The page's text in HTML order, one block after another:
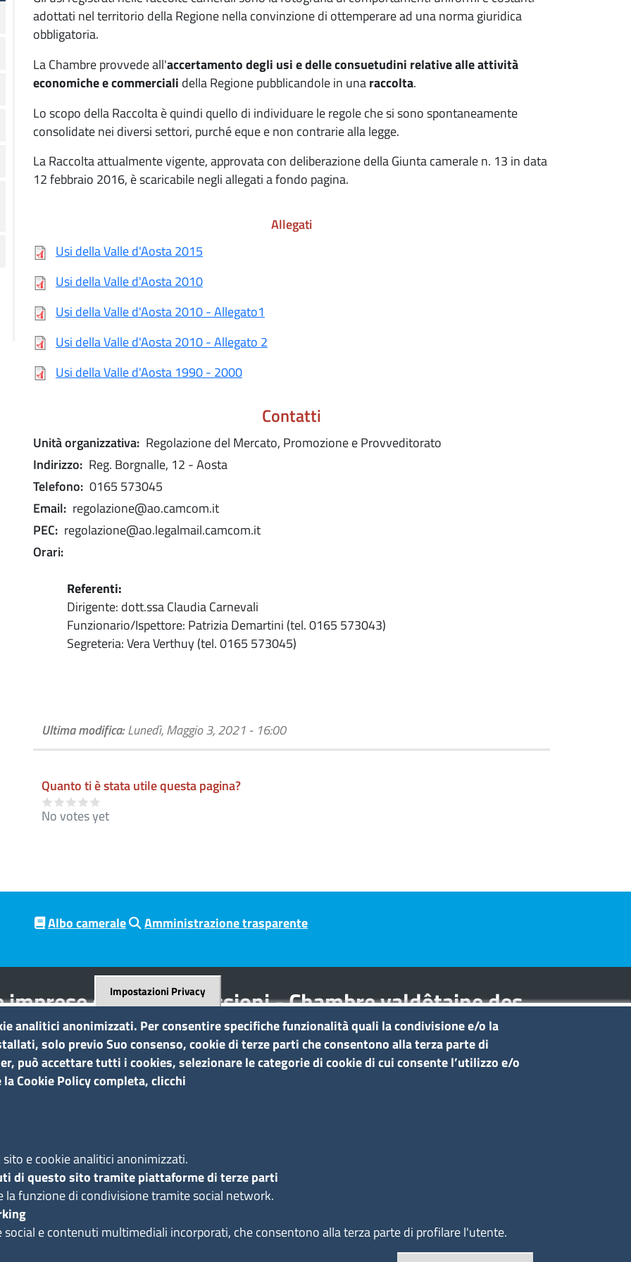
adottati nel territorio della Regione nella convinzione di ottemperare ad una norma giuridica
obbligatoria.
La Chambre provvede all'accertamento degli usi e delle consuetudini relative alle attività
economiche e commerciali della Regione pubblicandole in unaraccolta.
Lo scopo della Raccolta è quindi quello di individuare le regole che si sono spontaneamente
consolidate nei diversi settori, purché eque e non contrarie alla legge.
La Raccolta attualmente vigente, approvata con deliberazione della Giunta camerale n. 13 in data
12 febbraio 2016, è scaricabile negli allegati a fondo pagina.
Allegati
Usi della Valle d'Aosta 2015
Usi della Valle d'Aosta 2010
Usi della Valle d'Aosta 2010 - Allegato1
Usi della Valle d'Aosta 2010 - Allegato 2
Usi della Valle d'Aosta 1990 - 2000
Contatti
Unità organizzativa: Regolazione del Mercato, Promozione e Provveditorato
Indirizzo: Reg. Borgnalle, 12 - Aosta
Telefono: 0165 573045
Email: regolazione@ao.camcom.it
PEC: regolazione@ao.legalmail.camcom.it
Orari:
Referenti:
Dirigente: dott.ssa Claudia Carnevali
Funzionario/Ispettore: Patrizia Demartini (tel. 0165 573043)
Segreteria: Vera Verthuy (tel. 0165 573045)
Ultima modifica: Lunedì, Maggio 3, 2021 - 16:00
Quanto ti è stata utile questa pagina?
No votes yet
Albo camerale Amministrazione trasparente
e delle professioni - Chambre valdôtaine des
libérales
Amministrazione trasparente
Procedimenti
Provvedimenti
Seguici su
Impostazioni Privacy
analitici anonimizzati. Per consentire specifiche funzionalità quali la condivisione e/o la
solo previo Suo consenso, cookie di terze parti che consentono alla terza parte di
può accettare tutti i cookies, selezionare le categorie di cookie di cui consente l’utilizzo e/o
Cookie Policy completa, clicchi
e cookie analitici anonimizzati.
di questo sito tramite piattaforme di terze parti
la funzione di condivisione tramite social network.
social e contenuti multimediali incorporati, che consentono alla terza parte di profilare l'utente.